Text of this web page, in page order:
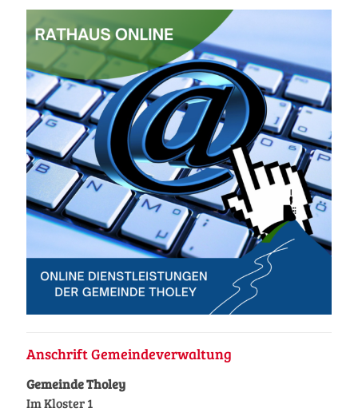
Anschrift Gemeindeverwaltung
Gemeinde Tholey
Im Kloster 1